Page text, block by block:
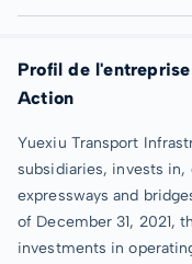
Profil de
Action
Yuexiu Transport
subsidiaries, invests in,
expressways and
of December 31, 2021,
investments in